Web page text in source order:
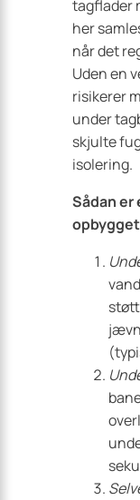
tagflader
her
når det
Uden en
risikerer
under
skjulte
isolering.
Sådan